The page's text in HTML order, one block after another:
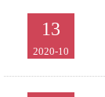
13
2020-10